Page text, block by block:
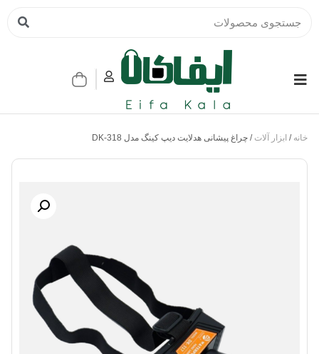
خانه / ابزار آلات / چراغ پیشانی هدلایت دیپ کینگ مدل DK-318